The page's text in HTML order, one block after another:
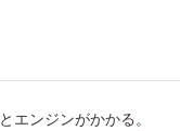
エンジンがかかる。